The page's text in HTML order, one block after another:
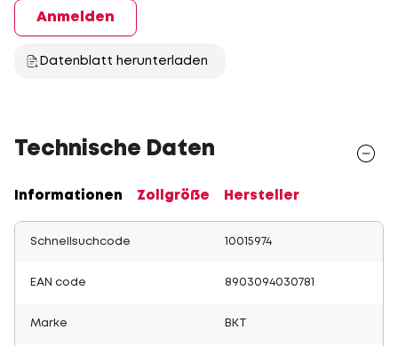
Anmelden
Datenblatt herunterladen
Technische Daten
Informationen Zollgröße Hersteller
Schnellsuchcode 10015974
EAN code 8903094030781
Marke BKT